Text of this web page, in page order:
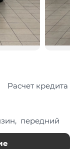
Расчет кредита
передний